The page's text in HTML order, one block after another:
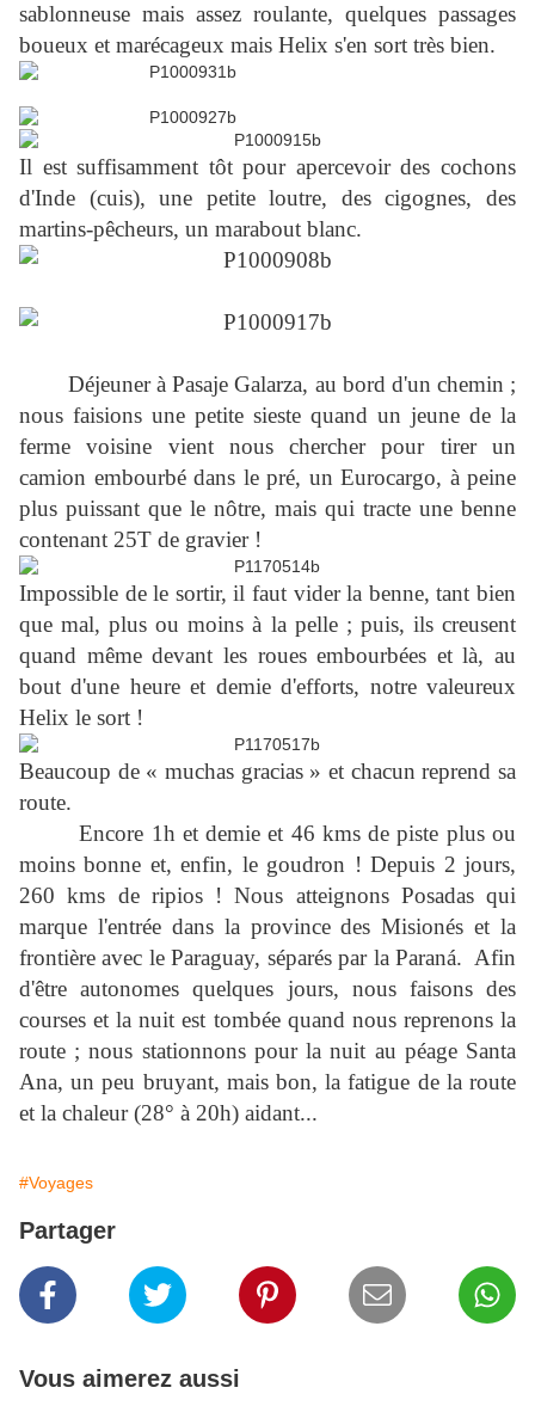
sablonneuse mais assez roulante, quelques passages
boueux et marécageux mais Helix s'en sort très bien.
Il est suffisamment tôt pour apercevoir des cochons
d'Inde (cuis), une petite loutre, des cigognes, des
martins-pêcheurs, un marabout blanc.
Déjeuner à Pasaje Galarza, au bord d'un chemin ;
nous faisions une petite sieste quand un jeune de la
ferme voisine vient nous chercher pour tirer un
camion embourbé dans le pré, un Eurocargo, à peine
plus puissant que le nôtre, mais qui tracte une benne
contenant 25T de gravier !
Impossible de le sortir, il faut vider la benne, tant bien
que mal, plus ou moins à la pelle ; puis, ils creusent
quand même devant les roues embourbées et là, au
bout d'une heure et demie d'efforts, notre valeureux
Helix le sort !
Beaucoup de « muchas gracias » et chacun reprend sa
route.
Encore 1h et demie et 46 kms de piste plus ou
moins bonne et, enfin, le goudron ! Depuis 2 jours,
260 kms de ripios ! Nous atteignons Posadas qui
marque l'entrée dans la province des Misionés et la
frontière avec le Paraguay, séparés par la Paraná. Afin
d'être autonomes quelques jours, nous faisons des
courses et la nuit est tombée quand nous reprenons la
route ; nous stationnons pour la nuit au péage Santa
Ana, un peu bruyant, mais bon, la fatigue de la route
et la chaleur (28° à 20h) aidant...
#Voyages
Partager
Vous aimerez aussi